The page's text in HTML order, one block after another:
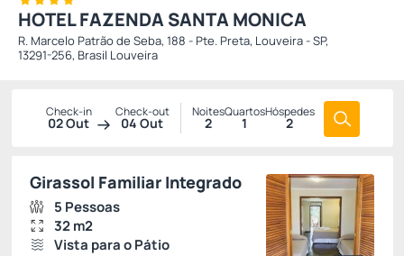
HOTEL FAZENDA SANTA MONICA
R. Marcelo Patrão de Seba, 188 - Pte. Preta, Louveira - SP,
13291-256, Brasil Louveira
Check-in
02 Out
Check-out
04 Out
Noites
2
Quartos
1
Hóspedes
2
Girassol Familiar Integrado
5 Pessoas
32 m2
Vista para o Pátio